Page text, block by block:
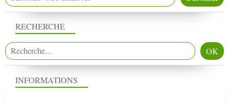
RECHERCHE
INFORMATIONS